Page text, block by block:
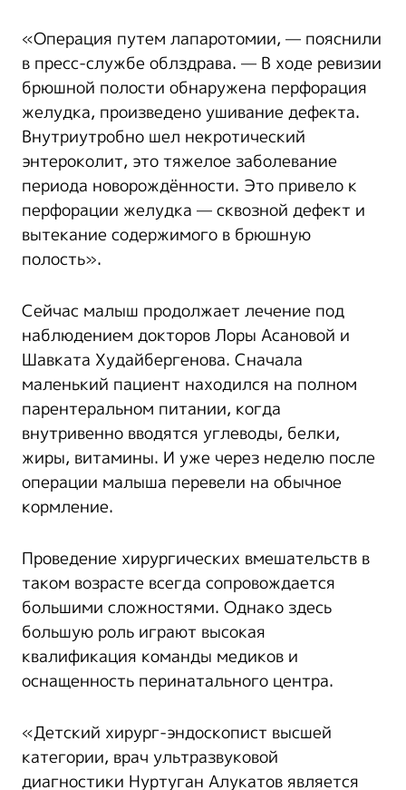
«Операция путем лапаротомии, — пояснили
в пресс-службе облздрава. — В ходе ревизии
брюшной полости обнаружена перфорация
желудка, произведено ушивание дефекта.
Внутриутробно шел некротический
энтероколит, это тяжелое заболевание
периода новорождённости. Это привело к
перфорации желудка — сквозной дефект и
вытекание содержимого в брюшную
полость».
Сейчас малыш продолжает лечение под
наблюдением докторов Лоры Асановой и
Шавката Худайбергенова. Сначала
маленький пациент находился на полном
парентеральном питании, когда
внутривенно вводятся углеводы, белки,
жиры, витамины. И уже через неделю после
операции малыша перевели на обычное
кормление.
Проведение хирургических вмешательств в
таком возрасте всегда сопровождается
большими сложностями. Однако здесь
большую роль играют высокая
квалификация команды медиков и
оснащенность перинатального центра.
«Детский хирург-эндоскопист высшей
категории, врач ультразвуковой
диагностики Нуртуган Алукатов является